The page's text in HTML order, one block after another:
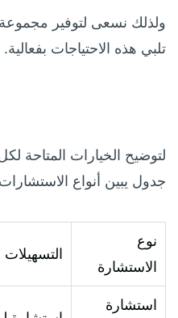
ولذلك نسعى لتوفير
تلبي هذه الاحتياجات بفعالية.
لتوضيح الخيارات المتاحة
جدول يبين أنواع
نوع
الاستشارة
استشارة